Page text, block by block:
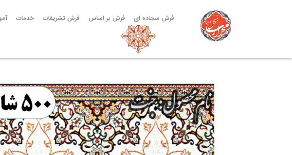
فرش سجاده ای فرش بر اساس فرش تشریفات خدمات